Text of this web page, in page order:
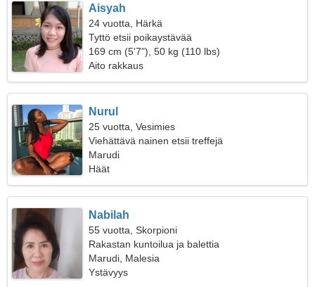
Aisyah
24 vuotta, Härkä
Tyttö etsii poikaystävää
169 cm (5'7"), 50 kg (110 lbs)
Aito rakkaus
Nurul
25 vuotta, Vesimies
Viehättävä nainen etsii treffejä
Marudi
Häät
Nabilah
55 vuotta, Skorpioni
Rakastan kuntoilua ja balettia
Marudi, Malesia
Ystävyys